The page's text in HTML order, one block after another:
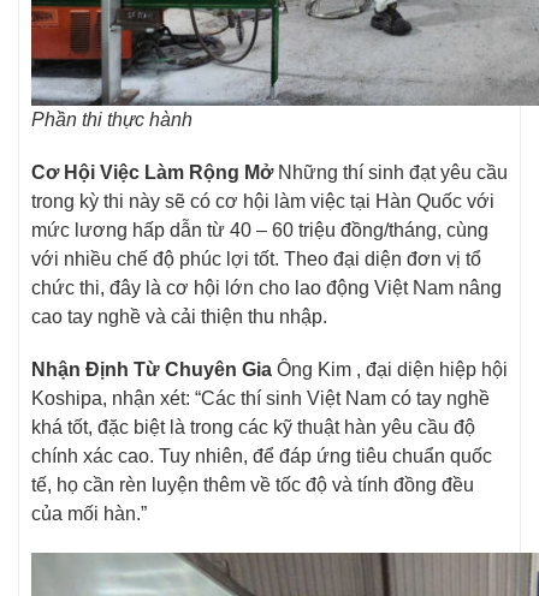
Phần thi thực hành
Cơ Hội Việc Làm Rộng MởNhững thí sinh đạt yêu cầu
trong kỳ thi này sẽ có cơ hội làm việc tại Hàn Quốc với
mức lương hấp dẫn từ 40 – 60 triệu đồng/tháng, cùng
với nhiều chế độ phúc lợi tốt. Theo đại diện đơn vị tổ
chức thi, đây là cơ hội lớn cho lao động Việt Nam nâng
cao tay nghề và cải thiện thu nhập.
Nhận Định Từ Chuyên Gia Ông Kim , đại diện hiệp hội
Koshipa, nhận xét: “Các thí sinh Việt Nam có tay nghề
khá tốt, đặc biệt là trong các kỹ thuật hàn yêu cầu độ
chính xác cao. Tuy nhiên, để đáp ứng tiêu chuẩn quốc
tế, họ cần rèn luyện thêm về tốc độ và tính đồng đều
của mối hàn.”